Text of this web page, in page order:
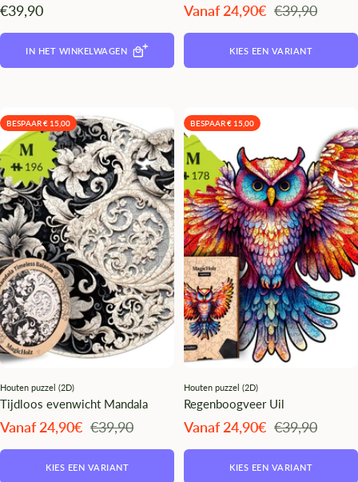
Angebotspreis
€39,90
IN HET WINKELWAGEN
Angebotspreis
Vanaf 24,90€ Regulärer
€39,90
KIES EEN VARIANT
BESPAAR € 15,00
Houten puzzel (2D)
Tijdloos evenwicht Mandala
Angebotspreis
Vanaf 24,90€ Regulärer
€39,90
KIES EEN VARIANT
BESPAAR € 15,00
Houten puzzel (2D)
Regenboogveer Uil
Angebotspreis
Vanaf 24,90€ Regulärer
€39,90
KIES EEN VARIANT